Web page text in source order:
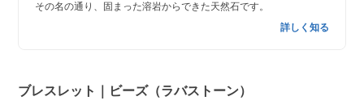
その名の通り、固まった溶岩からできた天然石です。
詳しく知る
ブレスレット｜ビーズ（ラバストーン）